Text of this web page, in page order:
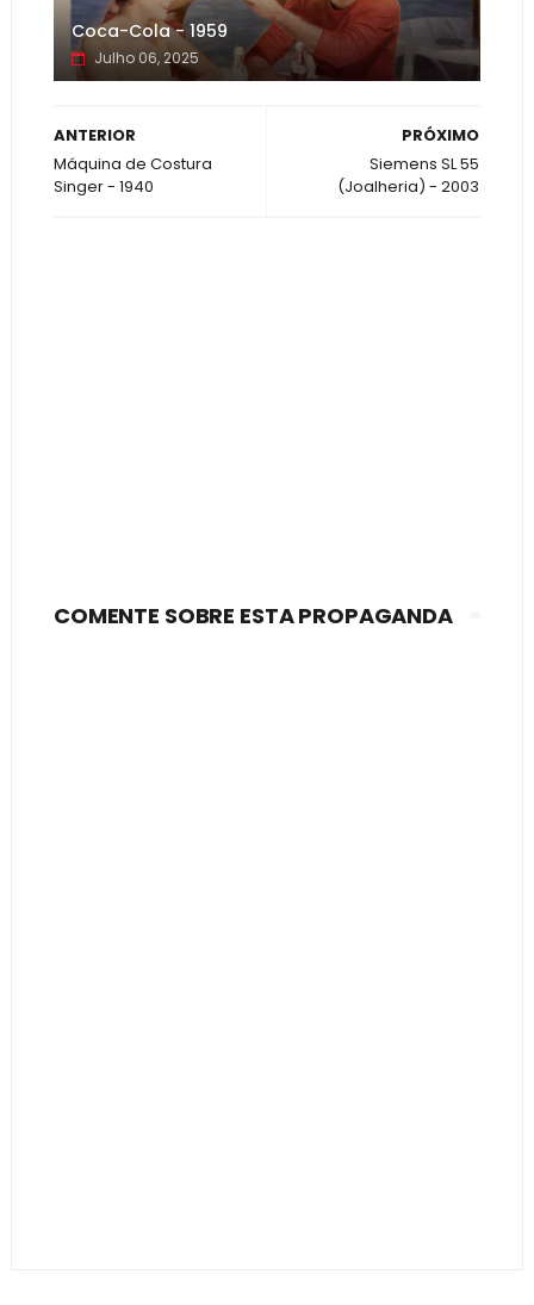
Coca-Cola - 1959
Julho 06, 2025
PRÓXIMO
Siemens SL 55
(Joalheria) - 2003
ANTERIOR
Máquina de Costura
Singer - 1940
COMENTE SOBRE ESTA PROPAGANDA